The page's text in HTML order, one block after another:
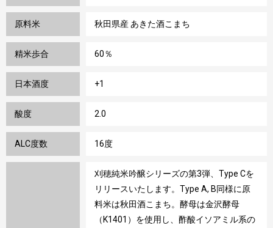
原料米 秋田県産 あきた酒こまち
精米歩合 60％
日本酒度 +1
酸度 2.0
ALC度数 16度
刈穂純米吟醸シリーズの第3弾、Type Cを
リリースいたします。Type A, B同様に原
料米は秋田酒こまち。酵母は金沢酵母
（K1401）を使用し、酢酸イソアミル系の